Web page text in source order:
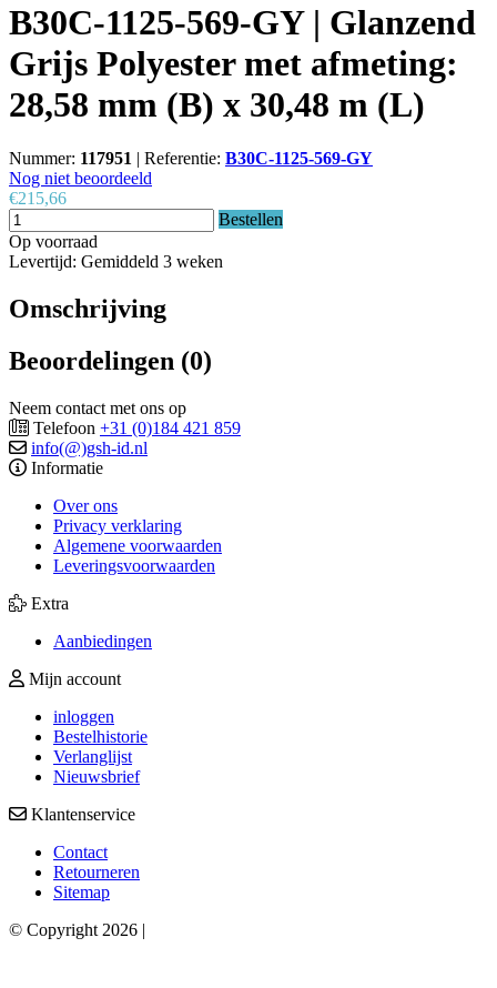
B30C-1125-569-GY | Glanzend
Grijs Polyester met afmeting:
28,58 mm (B) x 30,48 m (L)
Nummer: 117951 | Referentie: B30C-1125-569-GY
Nog niet beoordeeld
€215,66
Bestellen
Op voorraad
Levertijd: Gemiddeld 3 weken
Omschrijving
Beoordelingen (0)
Neem contact met ons op
Telefoon +31 (0)184 421 859
info(@)gsh-id.nl
Informatie
Over ons
Privacy verklaring
Algemene voorwaarden
Leveringsvoorwaarden
Extra
Aanbiedingen
Mijn account
inloggen
Bestelhistorie
Verlanglijst
Nieuwsbrief
Klantenservice
Contact
Retourneren
Sitemap
© Copyright 2026 |